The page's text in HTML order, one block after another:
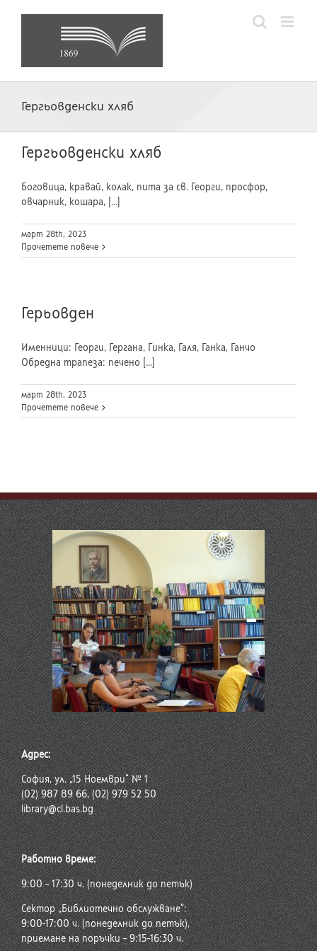
Гергьовденски хляб
Гергьовденски хляб
Боговица, кравай, колак, пита за св. Георги, просфор,
овчарник, кошара, [...]
март 28th, 2023
Прочетете повече
Герьовден
Именници: Георги, Гергана, Гинка, Галя, Ганка, Ганчо
Обредна трапеза: печено [...]
март 28th, 2023
Прочетете повече
Адрес:
София, ул. „15 Ноември“ № 1
(02) 987 89 66, (02) 979 52 50
library@cl.bas.bg
Работно време:
9:00 – 17:30 ч. (понеделник до петък)
Сектор „Библиотечно обслужване“:
9:00-17:00 ч. (понеделник до петък),
приемане на поръчки – 9:15-16:30 ч.